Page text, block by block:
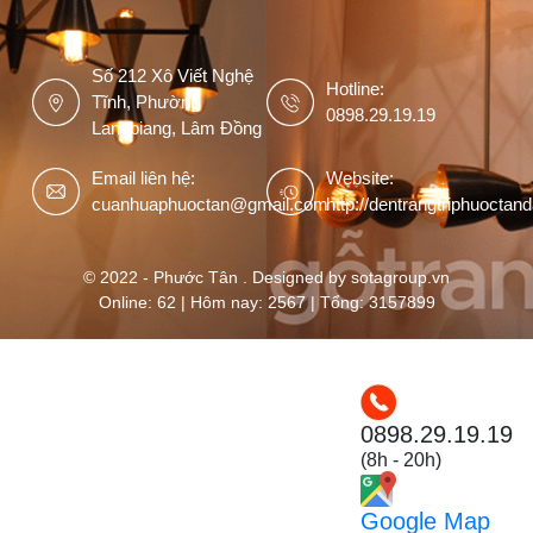
Số 212 Xô Viết Nghệ
Tĩnh, Phường
Langbiang, Lâm Đồng
Hotline:
0898.29.19.19
Email liên hệ:
cuanhuaphuoctan@gmail.com
Website:
http://
© 2022 - Phước Tân . Designed by sotagroup.vn
Online: 62 | Hôm nay: 2567 | Tổng: 3157899
0898.29.19.19
(8h - 20h)
Google Map